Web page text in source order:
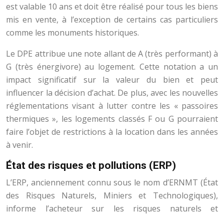
est valable 10 ans et doit être réalisé pour tous les biens
mis en vente, à l’exception de certains cas particuliers
comme les monuments historiques.
Le DPE attribue une note allant de A (très performant) à
G (très énergivore) au logement. Cette notation a un
impact significatif sur la valeur du bien et peut
influencer la décision d’achat. De plus, avec les nouvelles
réglementations visant à lutter contre les « passoires
thermiques », les logements classés F ou G pourraient
faire l’objet de restrictions à la location dans les années
à venir.
État des risques et pollutions (ERP)
L’ERP, anciennement connu sous le nom d’ERNMT (État
des Risques Naturels, Miniers et Technologiques),
informe l’acheteur sur les risques naturels et